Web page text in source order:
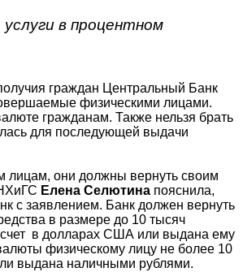
в процентном
граждан Центральный Банк
физическими лицами.
гражданам. Также нельзя брать
для последующей выдачи
лицам, они должны вернуть своим
Елена Селютина пояснила,
с заявлением. Банк должен вернуть
в размере до 10 тысяч
в долларах США или выдана ему
физическому лицу не более 10
выдана наличными рублями.